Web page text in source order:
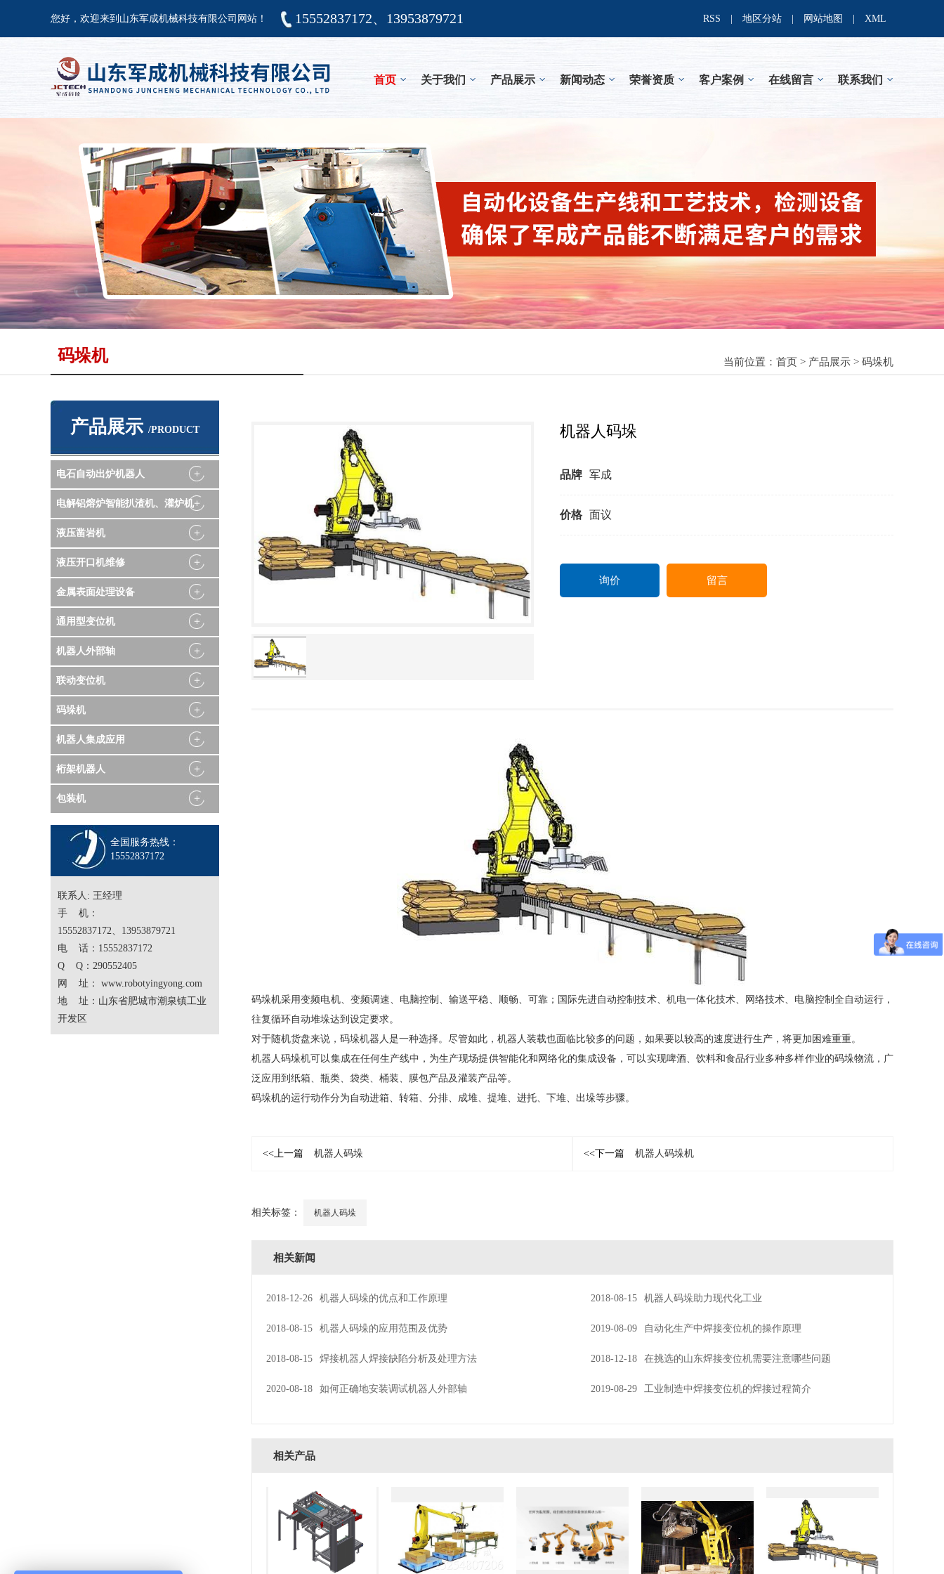
您好，欢迎来到山东军成机械科技有限公司网站！ 15552837172、13953879721 RSS 地区分站 网站地图 XML
首页 关于我们 产品展示 新闻动态 荣誉资质 客户案例 在线留言 联系我们
当前位置： 首页 > 产品展示 > 码垛机
码垛机
产品展示 /PRODUCT
电石自动出炉机器人
电解铝熔炉智能扒渣机、灌炉机
液压凿岩机
液压开口机维修
金属表面处理设备
通用型变位机
机器人外部轴
联动变位机
码垛机
机器人集成应用
桁架机器人
包装机
全国服务热线：
15552837172
联系人: 王经理
手 机：
15552837172、13953879721
电 话：15552837172
Q Q：290552405
网 址： www.robotyingyong.com
地 址：山东省肥城市潮泉镇工业
开发区
机器人码垛
品牌 军成
价格 面议
询价 留言
码垛机采用变频电机、变频调速、电脑控制、输送平稳、顺畅、可靠；国际先进自动控制技术、机电一体化技术、网络技术、电脑控制全自动运行，
往复循环自动堆垛达到设定要求。
对于随机货盘来说，码垛机器人是一种选择。尽管如此，机器人装载也面临比较多的问题，如果要以较高的速度进行生产，将更加困难重重。
机器人码垛机可以集成在任何生产线中，为生产现场提供智能化和网络化的集成设备，可以实现啤酒、饮料和食品行业多种多样作业的码垛物流，广
泛应用到纸箱、瓶类、袋类、桶装、膜包产品及灌装产品等。
码垛机的运行动作分为自动进箱、转箱、分排、成堆、提堆、进托、下堆、出垛等步骤。
<<上一篇 机器人码垛 <<下一篇 机器人码垛机
相关标签： 机器人码垛
相关新闻
2018-12-26 机器人码垛的优点和工作原理 2018-08-15 机器人码垛助力现代化工业
2018-08-15 机器人码垛的应用范围及优势 2019-08-09 自动化生产中焊接变位机的操作原理
2018-08-15 焊接机器人焊接缺陷分析及处理方法 2018-12-18 在挑选的山东焊接变位机需要注意哪些问题
2020-08-18 如何正确地安装调试机器人外部轴 2019-08-29 工业制造中焊接变位机的焊接过程简介
相关产品